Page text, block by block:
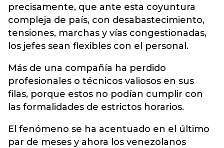
precisamente, que ante esta coyuntura
compleja de país, con desabastecimiento,
tensiones, marchas y vías congestionadas,
los jefes sean flexibles con el personal.
Más de una compañía ha perdido
profesionales o técnicos valiosos en sus
filas, porque estos no podían cumplir con
las formalidades de estrictos horarios.
El fenómeno se ha acentuado en el último
par de meses y ahora los venezolanos